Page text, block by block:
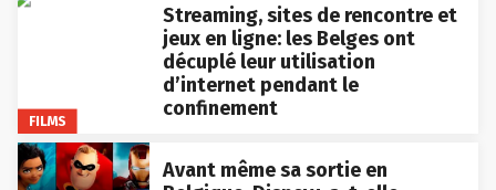
FILMS
Streaming, sites de rencontre et
jeux en ligne: les Belges ont
décuplé leur utilisation
d’internet pendant le
confinement
Avant même sa sortie en